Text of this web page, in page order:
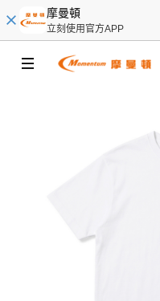
摩曼頓
立刻使用官方APP